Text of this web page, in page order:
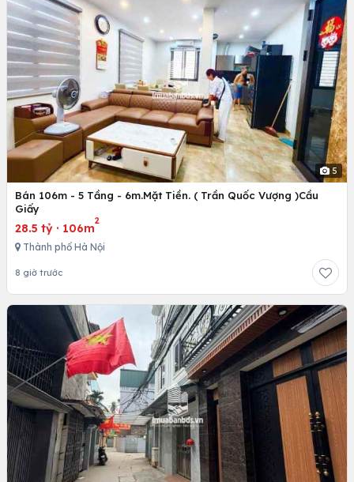
5
Bán 106m - 5 Tầng - 6m.Mặt Tiền. ( Trần Quốc Vượng )Cầu
Giấy
28.5 tỷ · 106m
2
Thành phố Hà Nội
8 giờ trước